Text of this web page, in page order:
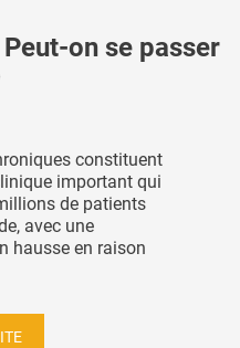
Peut-on se passer
constituent
important qui
de patients
avec une
hausse en raison